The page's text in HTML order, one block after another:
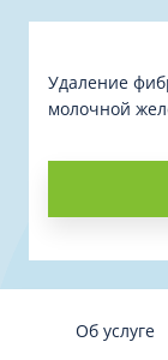
Удаление
молочной
Об услуге